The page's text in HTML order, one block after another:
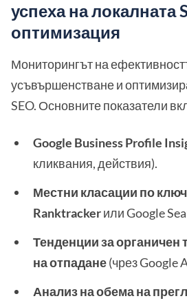
успеха на локалната
оптимизация
Мониторингът на
усъвършенстване и
SEO. Основните показатели
Google Business Profile
кликвания, действия).
Местни класации по
Ranktrackerили Google
Тенденции за органичен
на отпадане(чрез Google
Анализ на обема на